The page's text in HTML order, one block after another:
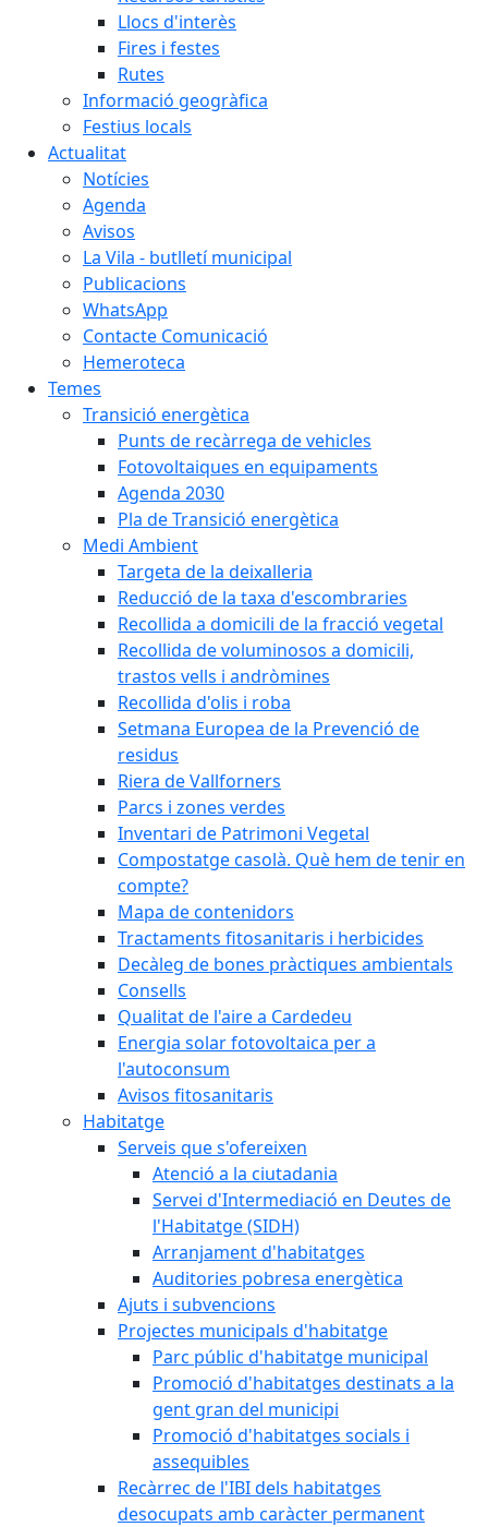
Llocs d'interès
Fires i festes
Rutes
Informació geogràfica
Festius locals
Actualitat
Notícies
Agenda
Avisos
La Vila - butlletí municipal
Publicacions
WhatsApp
Contacte Comunicació
Hemeroteca
Temes
Transició energètica
Punts de recàrrega de vehicles
Fotovoltaiques en equipaments
Agenda 2030
Pla de Transició energètica
Medi Ambient
Targeta de la deixalleria
Reducció de la taxa d'escombraries
Recollida a domicili de la fracció vegetal
Recollida de voluminosos a domicili,
trastos vells i andròmines
Recollida d'olis i roba
Setmana Europea de la Prevenció de
residus
Riera de Vallforners
Parcs i zones verdes
Inventari de Patrimoni Vegetal
Compostatge casolà. Què hem de tenir en
compte?
Mapa de contenidors
Tractaments fitosanitaris i herbicides
Decàleg de bones pràctiques ambientals
Consells
Qualitat de l'aire a Cardedeu
Energia solar fotovoltaica per a
l'autoconsum
Avisos fitosanitaris
Habitatge
Serveis que s'ofereixen
Atenció a la ciutadania
Servei d'Intermediació en Deutes de
l'Habitatge (SIDH)
Arranjament d'habitatges
Auditories pobresa energètica
Ajuts i subvencions
Projectes municipals d'habitatge
Parc públic d'habitatge municipal
Promoció d'habitatges destinats a la
gent gran del municipi
Promoció d'habitatges socials i
assequibles
Recàrrec de l'IBI dels habitatges
desocupats amb caràcter permanent